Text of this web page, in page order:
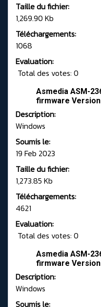
Taille du fichier:
1,269.90 Kb
Téléchargements:
1068
Evaluation:
Total des votes: 0
Asmedia ASM-
firmware Version
Description:
Windows
Soumis le:
19 Feb 2023
Taille du fichier:
1,273.85 Kb
Téléchargements:
4621
Evaluation:
Total des votes: 0
Asmedia ASM-
firmware Version
Description:
Windows
Soumis le: